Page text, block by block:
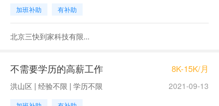
加班补助 有补助
北京三快到家科技有限...
不需要学历的高薪工作 8K-15K/月
洪山区 | 经验不限 | 学历不限 2021-09-13